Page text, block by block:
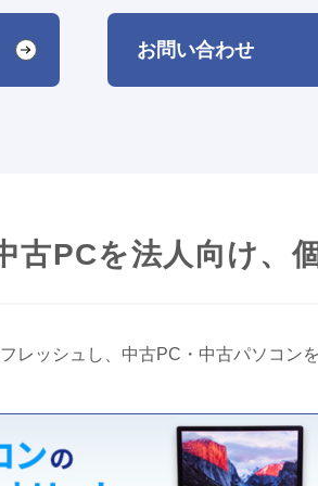
お問い合わせ
PCを法人向け、
ッシュし、中古PC・中古パソコン